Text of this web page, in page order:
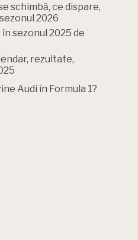
schimbă, ce dispare,
2026
sezonul 2025 de
rezultate,
Audi în Formula 1?